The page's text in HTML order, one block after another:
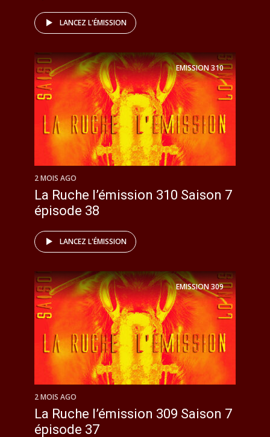
LANCEZ L'ÉMISSION
EMISSION310
2 MOIS AGO
La Ruche l’émission 310 Saison 7
épisode 38
LANCEZ L'ÉMISSION
EMISSION309
2 MOIS AGO
La Ruche l’émission 309 Saison 7
épisode 37